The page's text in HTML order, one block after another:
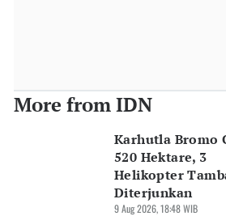
More from IDN
Karhutla Bromo
520 Hektare, 3
Helikopter
Diterjunkan
9 Aug 2026, 18:48 WIB